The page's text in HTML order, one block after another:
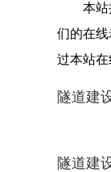
本
们的在
过本站在
隧道建
隧道建